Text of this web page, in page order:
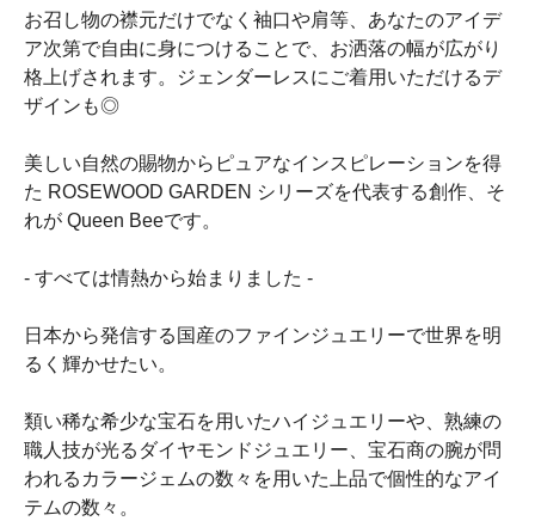
お召し物の襟元だけでなく袖口や肩等、あなたのアイデ
ア次第で自由に身につけることで、お洒落の幅が広がり
格上げされます。ジェンダーレスにご着用いただけるデ
ザインも◎
美しい自然の賜物からピュアなインスピレーションを得
た ROSEWOOD GARDEN シリーズを代表する創作、そ
れが Queen Beeです。
- すべては情熱から始まりました -
日本から発信する国産のファインジュエリーで世界を明
るく輝かせたい。
類い稀な希少な宝石を用いたハイジュエリーや、熟練の
職人技が光るダイヤモンドジュエリー、宝石商の腕が問
われるカラージェムの数々を用いた上品で個性的なアイ
テムの数々。